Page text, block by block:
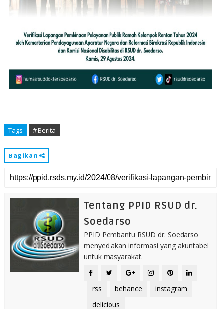
Tags # Berita
Bagikan
Tentang PPID RSUD dr.
Soedarso
PPID Pembantu RSUD dr. Soedarso
menyediakan informasi yang akuntabel
untuk masyarakat.
rss behance
instagram
delicious